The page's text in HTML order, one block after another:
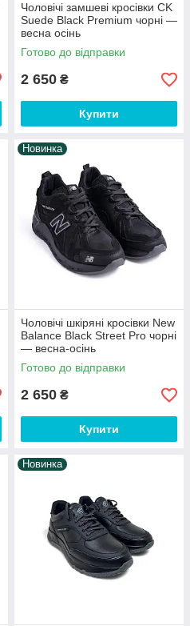
Чоловічі замшеві кросівки CK
Suede Black Premium чорні —
весна осінь
Готово до відправки
2 650 ₴
Купити
Новинка
Чоловічі шкіряні кросівки New
Balance Black Street Pro чорні
— весна-осінь
Готово до відправки
2 650 ₴
Купити
Новинка